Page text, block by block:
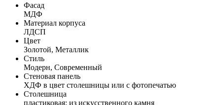
Фасад
МДФ
Материал корпуса
ЛДСП
Цвет
Золотой, Металлик
Стиль
Модерн, Современный
Стеновая панель
ХДФ в цвет столешницы или с фотопечатью
Столешница
пластиковая; из искусственного камня